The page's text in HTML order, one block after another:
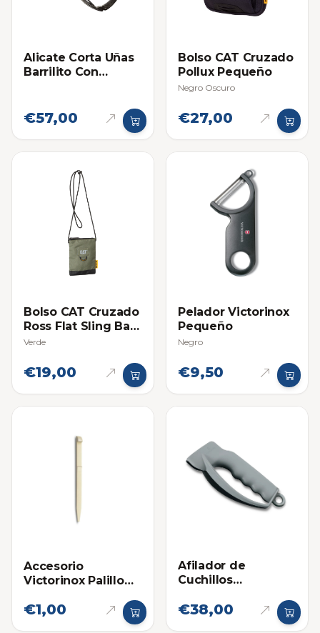
Alicate Corta Uñas
Barrilito Con
€57,00
Bolso CAT Cruzado
Pollux Pequeño
Negro Oscuro
€27,00
Bolso CAT Cruzado
Ross Flat Sling Bag
Pequeño
Verde
€19,00
Pelador Victorinox
Pequeño
Negro
€9,50
Accesorio
Victorinox Palillo
Pequeño para
€1,00
Afilador de
Cuchillos
Pequeño
€38,00